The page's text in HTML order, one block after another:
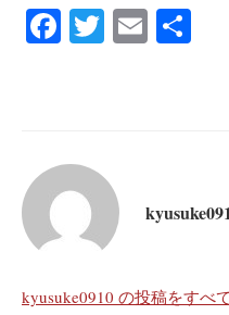
Fa T E
kyusuke0910 の投稿をすべ